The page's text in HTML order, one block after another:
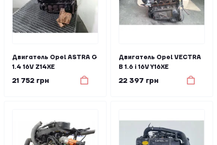
Двигатель Opel ASTRA G
1.4 16V Z14XE
21 752 грн
Двигатель Opel VECTRA
B 1.6 i 16V Y16XE
22 397 грн